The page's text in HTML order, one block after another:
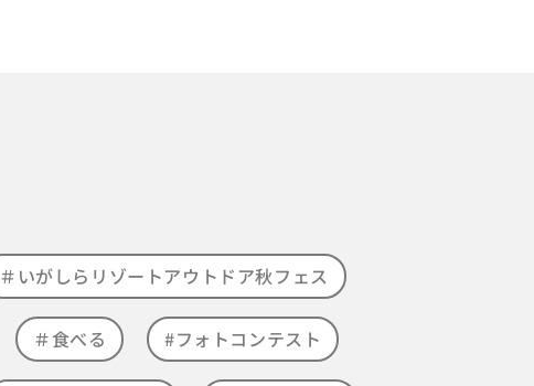
＃いがしらリゾートアウトドア秋フェス
＃食べる #フォトコンテスト